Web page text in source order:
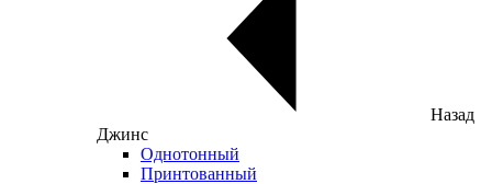
Назад
Джинс
Однотонный
Принтованный